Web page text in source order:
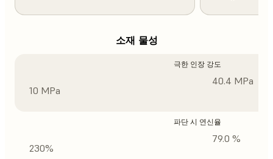
소재 물성
극한 인장 강도
10 MPa
40.4 MPa
파단 시 연신율
230%
79.0 %